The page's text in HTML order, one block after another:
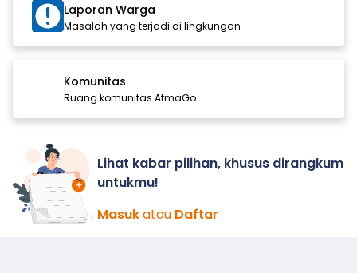
Laporan Warga
Masalah yang terjadi di lingkungan
Komunitas
Ruang komunitas AtmaGo
Lihat kabar pilihan, khusus dirangkum
untukmu!
Masukatau Daftar